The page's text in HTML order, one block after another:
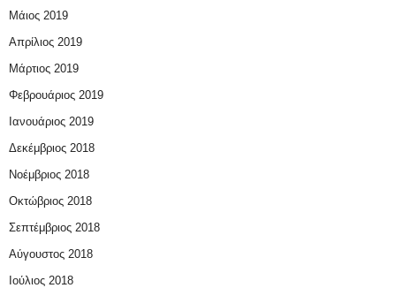
Μάιος 2019
Απρίλιος 2019
Μάρτιος 2019
Φεβρουάριος 2019
Ιανουάριος 2019
Δεκέμβριος 2018
Νοέμβριος 2018
Οκτώβριος 2018
Σεπτέμβριος 2018
Αύγουστος 2018
Ιούλιος 2018